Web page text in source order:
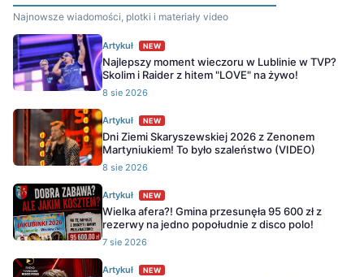
Najnowsze wiadomości, plotki i materiały video
Artykuł NEW
Najlepszy moment wieczoru w Lublinie w TVP?
Skolim i Raider z hitem "LOVE" na żywo!
8 sie 2026
Artykuł NEW
Dni Ziemi Skaryszewskiej 2026 z Zenonem
Martyniukiem! To było szaleństwo (VIDEO)
8 sie 2026
Artykuł NEW
Wielka afera?! Gmina przesunęła 95 600 zł z
rezerwy na jedno popołudnie z disco polo!
7 sie 2026
Artykuł NEW